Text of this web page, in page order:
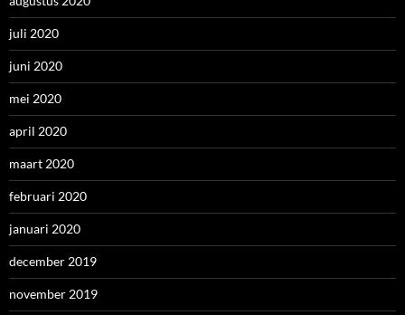
juli 2020
juni 2020
mei 2020
april 2020
maart 2020
februari 2020
januari 2020
december 2019
november 2019